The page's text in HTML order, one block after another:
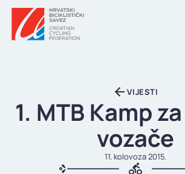
KALENDAR
VIJESTI
1. MTB Kamp
vozače
11. kolovoza 2015.